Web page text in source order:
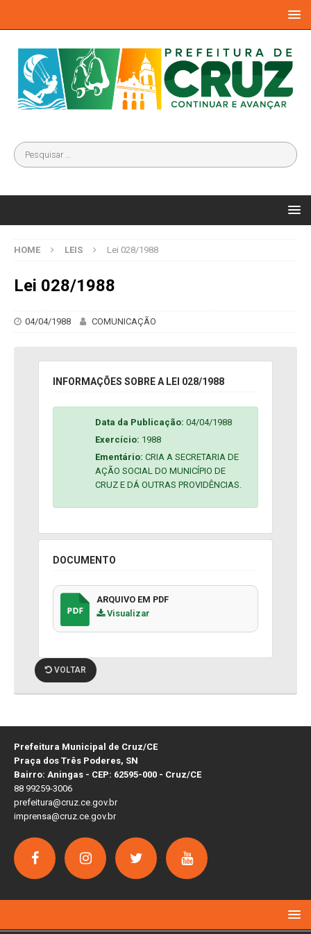
HOME LEIS Lei 028/1988
Lei 028/1988
04/04/1988 COMUNICAÇÃO
INFORMAÇÕES SOBRE A LEI 028/1988
Data da Publicação: 04/04/1988
Exercício: 1988
Ementário: CRIA A SECRETARIA DE
AÇÃO SOCIAL DO MUNICÍPIO DE
CRUZ E DÁ OUTRAS PROVIDÊNCIAS.
DOCUMENTO
ARQUIVO EM PDF
Visualizar
VOLTAR
Prefeitura Municipal de Cruz/CE
Praça dos Três Poderes, SN
Bairro: Aningas - CEP: 62595-000 - Cruz/CE
88 99259-3006
prefeitura@cruz.ce.gov.br
imprensa@cruz.ce.gov.br